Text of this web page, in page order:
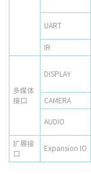
UART
IR
多媒体
接口
DISPLAY
CAMERA
AUDIO
扩展接
口
Expansion IO